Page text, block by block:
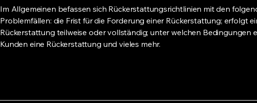
Im Allgemeinen befassen sich Rückerstattungsrichtlinien mit den
Problemfällen: die Frist für die Forderung einer Rückerstattung; erfolgt
Rückerstattung teilweise oder vollständig; unter welchen Bedingungen
Kunden eine Rückerstattung und vieles mehr.